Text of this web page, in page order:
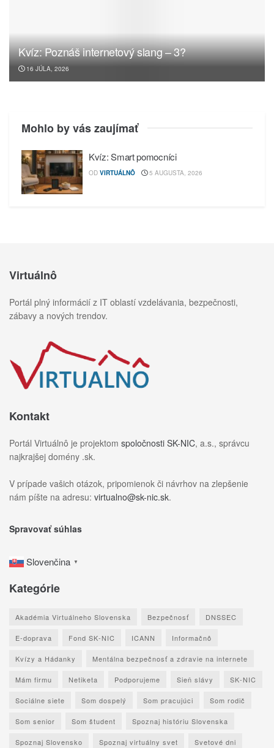
Kvíz: Poznáš internetový slang – 3?
16 JÚLA, 2026
Mohlo by vás zaujímať
Kvíz: Smart pomocníci
OD VIRTUÁLNÔ 5 AUGUSTA, 2026
Virtuálnô
Portál plný informácií z IT oblastí vzdelávania, bezpečnosti,
zábavy a nových trendov.
Kontakt
Portál Virtuálnô je projektom spoločnosti SK-NIC, a.s., správcu
najkrajšej domény .sk.
V prípade vašich otázok, pripomienok či návrhov na zlepšenie
nám píšte na adresu: virtualno@sk-nic.sk.
Spravovať súhlas
Slovenčina ▼
Kategórie
Akadémia Virtuálneho Slovenska Bezpečnosť DNSSEC
E-doprava Fond SK-NIC ICANN Informačnô
Kvízy a Hádanky Mentálna bezpečnosť a zdravie na internete
Mám firmu Netiketa Podporujeme Sieň slávy SK-NIC
Sociálne siete Som dospelý Som pracujúci Som rodič
Som senior Som študent Spoznaj históriu Slovenska
Spoznaj Slovensko Spoznaj virtuálny svet Svetové dni